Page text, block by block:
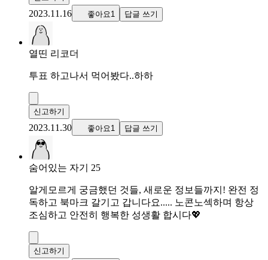
2023.11.16 좋아요1 답글 쓰기
열띤 리코더
투표 하고나서 먹어봤다..하하
신고하기
2023.11.30 좋아요1 답글 쓰기
숨어있는 자기 25
알게모르게 궁금했던 것들, 새로운 정보들까지! 완전 정
독하고 북마크 갈기고 갑니다요..... 노콘노섹하며 항상
조심하고 안전히 행복한 성생활 합시다💖
신고하기